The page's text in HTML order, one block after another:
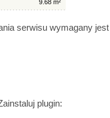
9.68 m²
serwisu wymagany
plugin: